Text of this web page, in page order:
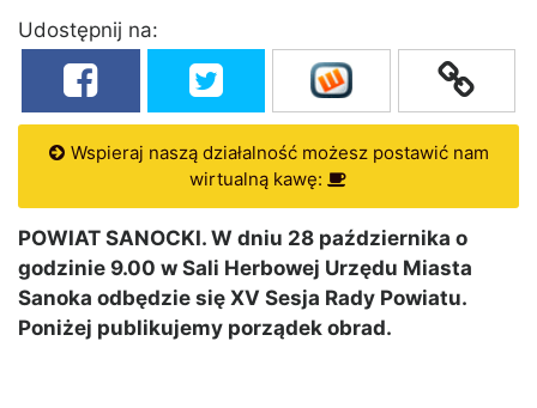
Udostępnij na:
Wspieraj naszą działalność możesz postawić nam
wirtualną kawę:
POWIAT SANOCKI. W dniu 28 października o
godzinie 9.00 w Sali Herbowej Urzędu Miasta
Sanoka odbędzie się XV Sesja Rady Powiatu.
Poniżej publikujemy porządek obrad.